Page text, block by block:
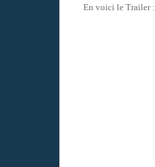
En voici le Trailer :